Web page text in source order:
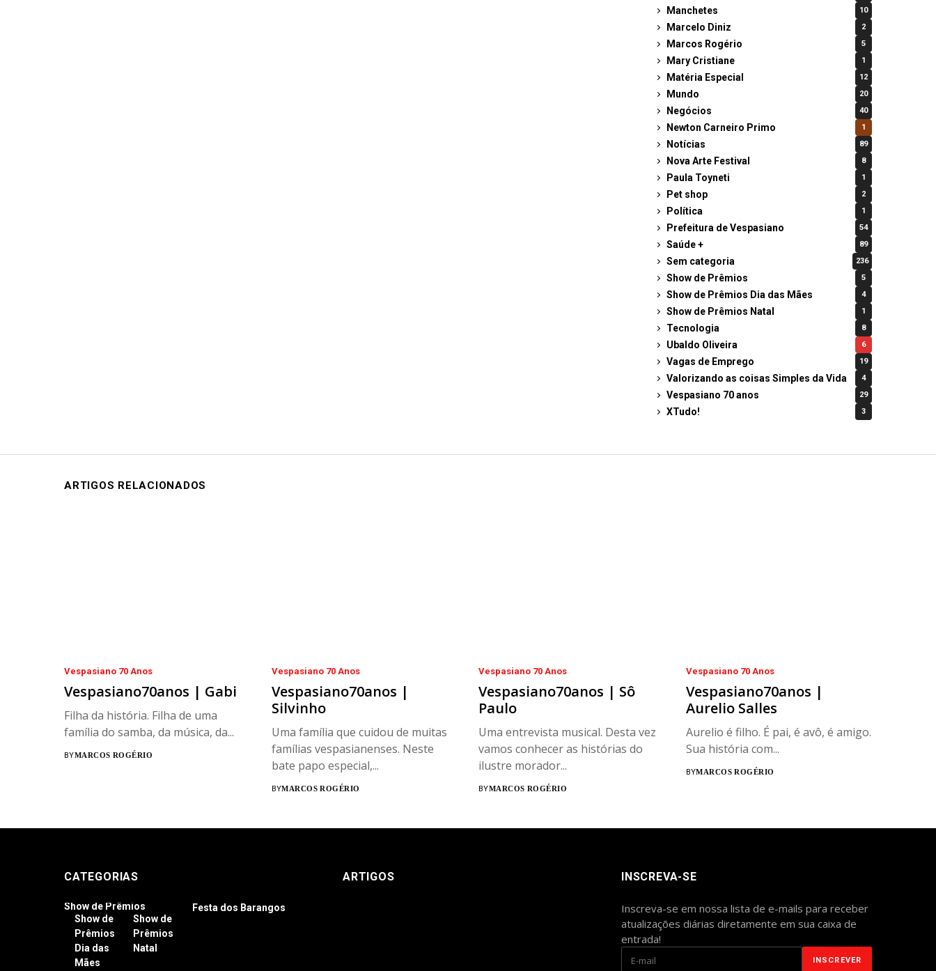
Manchetes 10
Marcelo Diniz 2
Marcos Rogério 5
Mary Cristiane 1
Matéria Especial 12
Mundo 20
Negócios 40
Newton Carneiro Primo 1
Notícias 89
Nova Arte Festival 8
Paula Toyneti 1
Pet shop 2
Política 1
Prefeitura de Vespasiano 54
Saúde + 89
Sem categoria 236
Show de Prêmios 5
Show de Prêmios Dia das Mães 4
Show de Prêmios Natal 1
Tecnologia 8
Ubaldo Oliveira 6
Vagas de Emprego 19
Valorizando as coisas Simples da Vida 4
Vespasiano 70 anos 29
XTudo! 3
ARTIGOS RELACIONADOS
Vespasiano 70 Anos
Vespasiano70anos | Gabi
Filha da história. Filha de uma
família do samba, da música, da...
BYMARCOS ROGÉRIO
Vespasiano 70 Anos
Vespasiano70anos |
Silvinho
Uma família que cuidou de muitas
famílias vespasianenses. Neste
bate papo especial,...
BYMARCOS ROGÉRIO
Vespasiano 70 Anos
Vespasiano70anos | Sô
Paulo
Uma entrevista musical. Desta vez
vamos conhecer as histórias do
ilustre morador...
BYMARCOS ROGÉRIO
Vespasiano 70 Anos
Vespasiano70anos |
Aurelio Salles
Aurelio é filho. É pai, é avô, é amigo.
Sua história com...
BYMARCOS ROGÉRIO
CATEGORIAS
Show de Prêmios
Show de
Prêmios
Dia das
Mães
Show de
Prêmios
Natal
Festa dos Barangos
ARTIGOS INSCREVA-SE
Inscreva-se em nossa lista de e-mails para receber
atualizações diárias diretamente em sua caixa de
entrada!